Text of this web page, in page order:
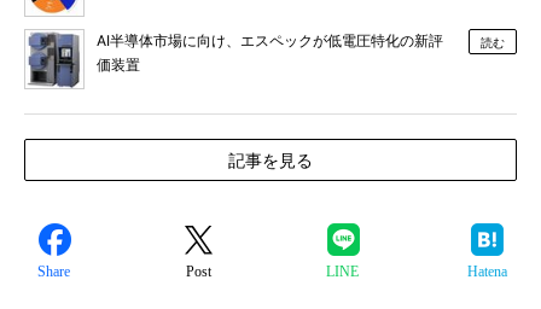
AI半導体市場に向け、エスペックが低電圧特化の新評
価装置
読む
記事を見る
Share Post LINE Hatena